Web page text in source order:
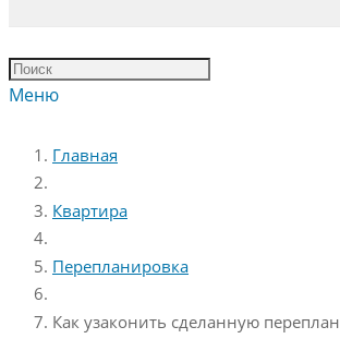
Меню
Главная
Квартира
Перепланировка
Как узаконить сделанную